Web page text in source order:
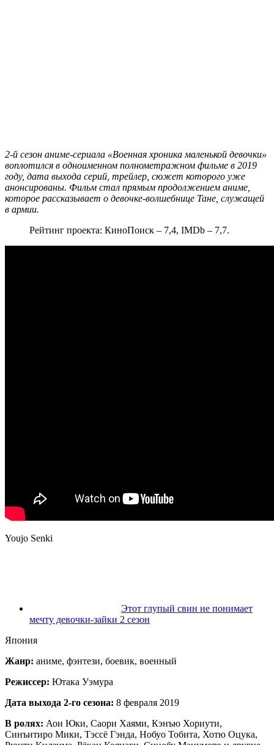
2-й сезон аниме-сериала «Военная хроника маленькой девочки»
воплотился в одноименном полнометражном фильме в 2019
году, дата выхода серий, трейлер, сюжет которого уже
анонсированы. Фильм стал прямым продолжением аниме,
которое рассказывает о девочке-волшебнице Тане, служащей
в армии.
Рейтинг проекта: КиноПоиск – 7,4, IMDb – 7,7.
Youjo Senki
Этот глупый свин не понимает
мечту девочки-зайки 2 сезон
Япония
Жанр: аниме, фэнтези, боевик, военный
Режиссер: Ютака Уэмура
Дата выхода 2-го сезона: 8 февраля 2019
В ролях: Аои Юки, Саори Хаями, Кэнъю Хориути,
Синъитиро Мики, Тэссё Гэнда, Нобуо Тобита, Хотю Оцука,